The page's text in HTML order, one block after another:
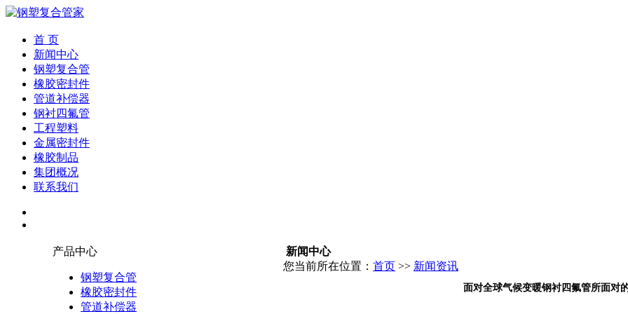
首 页
新闻中心
钢塑复合管
橡胶密封件
管道补偿器
钢衬四氟管
工程塑料
金属密封件
橡胶制品
集团概况
联系我们
产品中心
钢塑复合管
橡胶密封件
管道补偿器
新闻中心
您当前所在位置： 首页 >> 新闻资讯
面对全球气候变暖钢衬四氟管所面对